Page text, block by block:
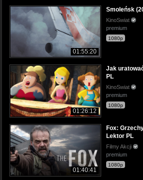
01:55:20
Smoleńsk
KinoSwiat
premium
1080p
01:26:12
Jak
PL
KinoSwiat
premium
1080p
01:40:41
Fox:
Lektor PL
Filmy Akcji
premium
1080p